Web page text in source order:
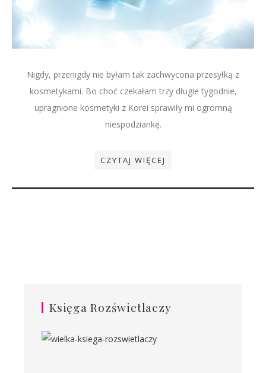
Nigdy, przenigdy nie byłam tak zachwycona przesyłką z
kosmetykami. Bo choć czekałam trzy długie tygodnie,
upragnione kosmetyki z Korei sprawiły mi ogromną
niespodziankę.
CZYTAJ WIĘCEJ
Księga Rozświetlaczy